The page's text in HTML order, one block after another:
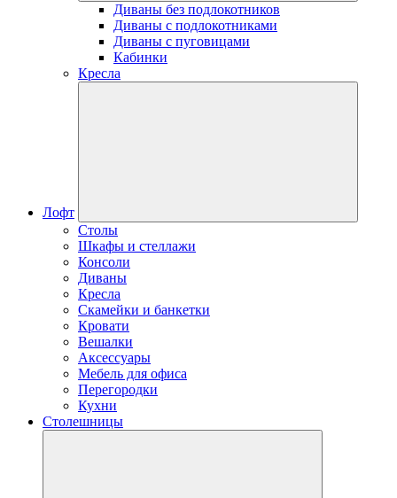
Диваны без подлокотников
Диваны с подлокотниками
Диваны с пуговицами
Кабинки
Кресла
Лофт
Столы
Шкафы и стеллажи
Консоли
Диваны
Кресла
Скамейки и банкетки
Кровати
Вешалки
Аксессуары
Мебель для офиса
Перегородки
Кухни
Столешницы